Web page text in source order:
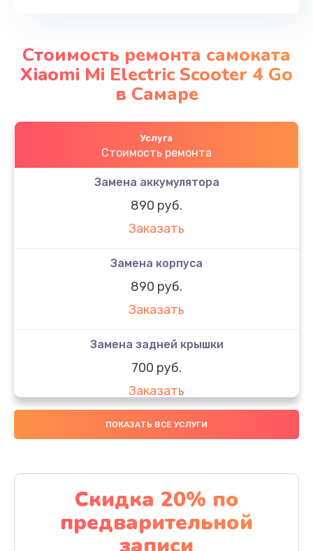
Стоимость ремонта самоката
Xiaomi Mi Electric Scooter 4 Go
в Самаре
Услуга
Стоимость ремонта
Замена аккумулятора
890 руб.
Заказать
Замена корпуса
890 руб.
Заказать
Замена задней крышки
700 руб.
Заказать
Комплексная чистка
Заказать
Замена стекла
1100 руб.
ПОКАЗАТЬ ВСЕ УСЛУГИ
Скидка 20% по
предварительной